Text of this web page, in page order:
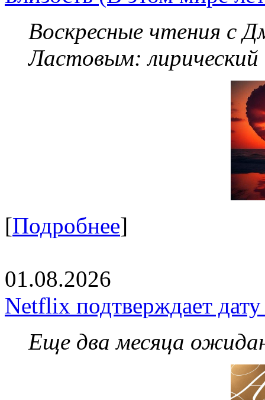
Воскресные чтения с
Ластовым:
[Подробнее]
01.08.2026
Netflix подтверждает
Еще два месяца